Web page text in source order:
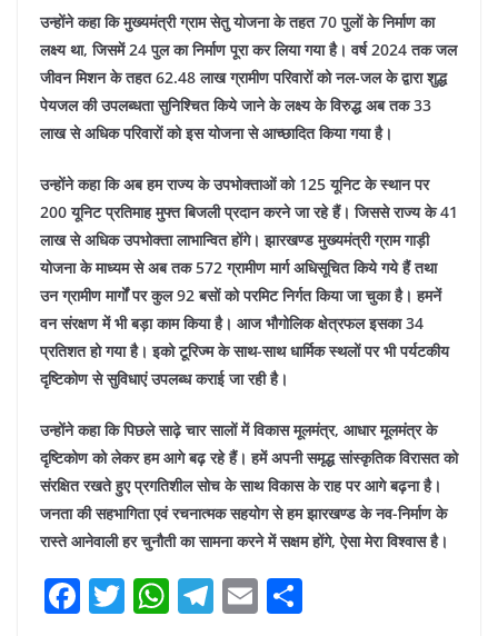
उन्होंने कहा कि मुख्यमंत्री ग्राम सेतु योजना के तहत 70 पुलों के निर्माण का
लक्ष्य था, जिसमें 24 पुल का निर्माण पूरा कर लिया गया है। वर्ष 2024 तक जल
जीवन मिशन के तहत 62.48 लाख ग्रामीण परिवारों को नल-जल के द्वारा शुद्ध
पेयजल की उपलब्धता सुनिश्चित किये जाने के लक्ष्य के विरुद्ध अब तक 33
लाख से अधिक परिवारों को इस योजना से आच्छादित किया गया है।
उन्होंने कहा कि अब हम राज्य के उपभोक्ताओं को 125 यूनिट के स्थान पर
200 यूनिट प्रतिमाह मुफ्त बिजली प्रदान करने जा रहे हैं। जिससे राज्य के 41
लाख से अधिक उपभोक्ता लाभान्वित होंगे। झारखण्ड मुख्यमंत्री ग्राम गाड़ी
योजना के माध्यम से अब तक 572 ग्रामीण मार्ग अधिसूचित किये गये हैं तथा
उन ग्रामीण मार्गों पर कुल 92 बसों को परमिट निर्गत किया जा चुका है। हमनें
वन संरक्षण में भी बड़ा काम किया है। आज भौगोलिक क्षेत्रफल इसका 34
प्रतिशत हो गया है। इको टूरिज्म के साथ-साथ धार्मिक स्थलों पर भी पर्यटकीय
दृष्टिकोण से सुविधाएं उपलब्ध कराई जा रही है।
उन्होंने कहा कि पिछले साढ़े चार सालों में विकास मूलमंत्र, आधार मूलमंत्र के
दृष्टिकोण को लेकर हम आगे बढ़ रहे हैं। हमें अपनी समृद्ध सांस्कृतिक विरासत को
संरक्षित रखते हुए प्रगतिशील सोच के साथ विकास के राह पर आगे बढ़ना है।
जनता की सहभागिता एवं रचनात्मक सहयोग से हम झारखण्ड के नव-निर्माण के
रास्ते आनेवाली हर चुनौती का सामना करने में सक्षम होंगे, ऐसा मेरा विश्वास है।
F T W T E